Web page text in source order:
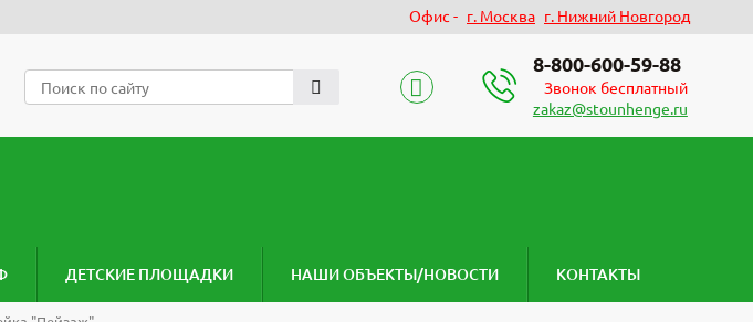
Офис - г. Москва г. Нижний Новгород
8-800-600-59-88
Звонок бесплатный
zakaz@stounhenge.ru
ДЕТСКИЕ ПЛОЩАДКИ НАШИ ОБЪЕКТЫ/НОВОСТИ КОНТАКТЫ